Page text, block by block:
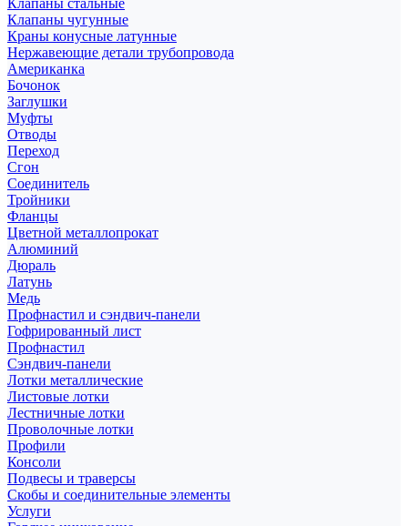
Клапаны стальные
Клапаны чугунные
Краны конусные латунные
Нержавеющие детали трубопровода
Американка
Бочонок
Заглушки
Муфты
Отводы
Переход
Сгон
Соединитель
Тройники
Фланцы
Цветной металлопрокат
Алюминий
Дюраль
Латунь
Медь
Профнастил и сэндвич-панели
Гофрированный лист
Профнастил
Сэндвич-панели
Лотки металлические
Листовые лотки
Лестничные лотки
Проволочные лотки
Профили
Консоли
Подвесы и траверсы
Скобы и соединительные элементы
Услуги